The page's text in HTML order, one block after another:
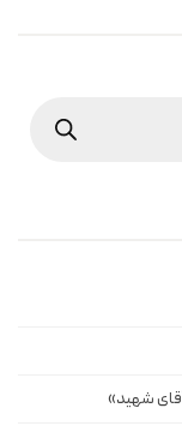
شهید»